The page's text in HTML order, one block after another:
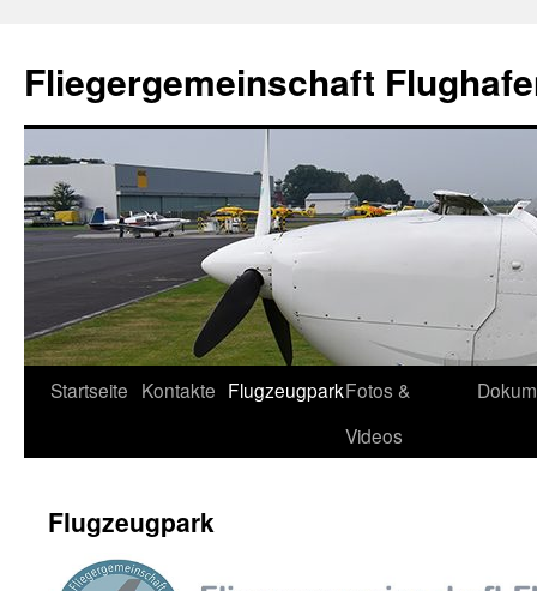
Fliegergemeinschaft
Skip
Startseite Kontakte FlugzeugparkFotos &
Videos
Flugzeugpark